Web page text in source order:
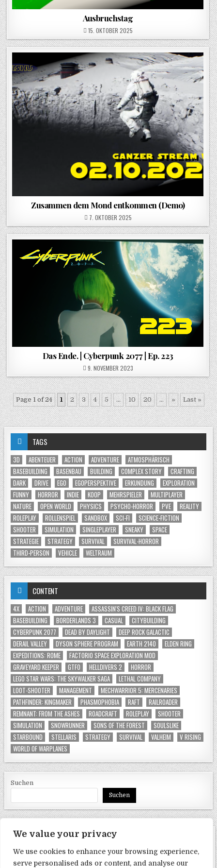
We value your privacy
We use cookies to enhance your browsing experience,
serve personalised ads or content, and analyse our
Ausbruchstag
POSTED ON
15. OKTOBER 2025
Zusammen dem Mond entkommen (Demo)
POSTED ON
7. OKTOBER 2025
Das Ende. | Cyberpunk 2077 | Ep. 223
POSTED ON
9. NOVEMBER 2023
Page 1 of 24 1 2 3 4 5 ... 10 20 ... » Last »
TAGS
3D ABENTEUER ACTION ADVENTURE
ATMOSPHÄRISCH
BASEBUILDING
BASENBAU BUILDING COMPLEX STORY
CRAFTING
DARK
DRIVE EGO EGOPERSPEKTIVE ERKUNDUNG
EXPLORATION
FUNNY
HORROR INDIE KOOP MEHRSPIELER
MULTIPLAYER
NATURE
OPEN WORLD PHYSICS PSYCHO-HORROR PVE
REALITY
ROLEPLAY
ROLLENSPIEL SANDBOX SCI-FI
SCIENCE-FICTION
SHOOTER
SIMULATION SINGLEPLAYER SNEAKY
SPACE
STRATEGIE
STRATEGY SURVIVAL
SURVIVAL-HORROR
THIRD-PERSON
VEHICLE WELTRAUM
CONTENT
4X ACTION ADVENTURE
ASSASSIN'S CREED IV: BLACK FLAG
BASEBUILDING
BORDERLANDS 3 CASUAL
CITYBUILDING
CYBERPUNK 2077
DEAD BY DAYLIGHT
DEEP ROCK GALACTIC
DERAIL VALLEY
DYSON SPHERE PROGRAM EARTH 2140
ELDEN RING
EXPEDITIONS: ROME
FACTORIO SPACE EXPLORATION MOD
GRAVEYARD KEEPER
GTFO HELLDIVERS 2
HORROR
LEGO STAR WARS: THE SKYWALKER SAGA
LETHAL COMPANY
LOOT-SHOOTER
MANAGEMENT
MECHWARRIOR 5: MERCENARIES
PATHFINDER: KINGMAKER
PHASMOPHOBIA RAFT
RAILROADER
REMNANT: FROM THE ASHES
ROADCRAFT ROLEPLAY
SHOOTER
SIMULATION
SNOWRUNNER SONS OF THE FOREST
SOULSLIKE
STARBOUND
STELLARIS STRATEGY SURVIVAL VALHEIM
V RISING
WORLD OF WARPLANES
Suchen
Suchen
Datenschutzerklärung